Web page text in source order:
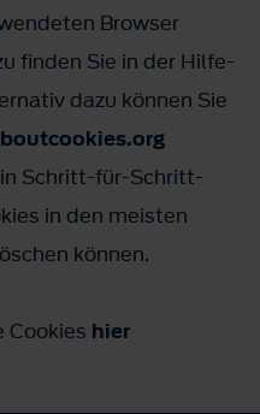
Browser
finden Sie in der Hilfe-
dazu können Sie
Schritt-für-Schritt-
in den meisten
können.
Cookies hier